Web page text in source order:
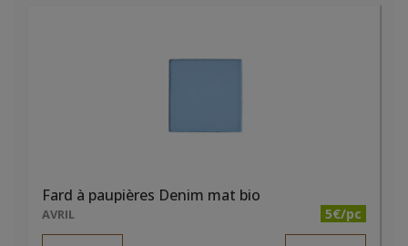
Fard à paupières Denim mat bio
AVRIL 5€/pc